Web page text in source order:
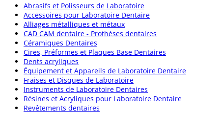
Abrasifs et Polisseurs de Laboratoire
Accessoires pour Laboratoire Dentaire
Alliages métalliques et métaux
CAD CAM dentaire - Prothèses dentaires
Céramiques Dentaires
Cires, Préformes et Plaques Base Dentaires
Dents acryliques
Équipement et Appareils de Laboratoire Dentaire
Fraises et Disques de Laboratoire
Instruments de Laboratoire Dentaires
Résines et Acryliques pour Laboratoire Dentaire
Revêtements dentaires